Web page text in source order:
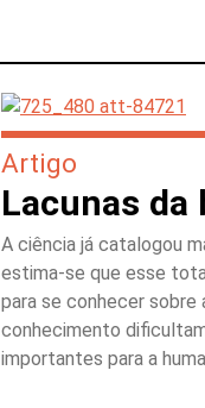
Artigo
Lacunas
A ciência já catalogou
estima-se que esse
para se conhecer sobre
conhecimento
importantes para a